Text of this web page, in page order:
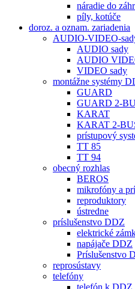
náradie do
píly, kotúče
doroz. a oznam. zariadenia
AUDIO-VIDEO-
AUDIO sady
AUDIO
VIDEO sady
montážne systémy
GUARD
GUARD 2-
KARAT
KARAT 2-
prístupový
TT 85
TT 94
obecný rozhlas
BEROS
mikrofóny a
reproduktory
ústredne
príslušenstvo DDZ
elektrické
napájače DDZ
Príslušenstvo
reprosústavy
telefóny
telefón k DDZ